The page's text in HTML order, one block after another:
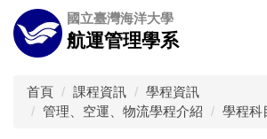
跳
到
主
國立臺灣海洋大學
航運管理學系
首頁 課程資訊
學程資訊
管理、空運、物流學程介紹
學程科